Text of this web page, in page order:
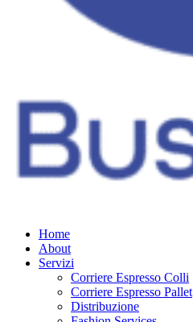
Home
About
Servizi
Corriere Espresso Colli
Corriere Espresso Pallet
Distribuzione